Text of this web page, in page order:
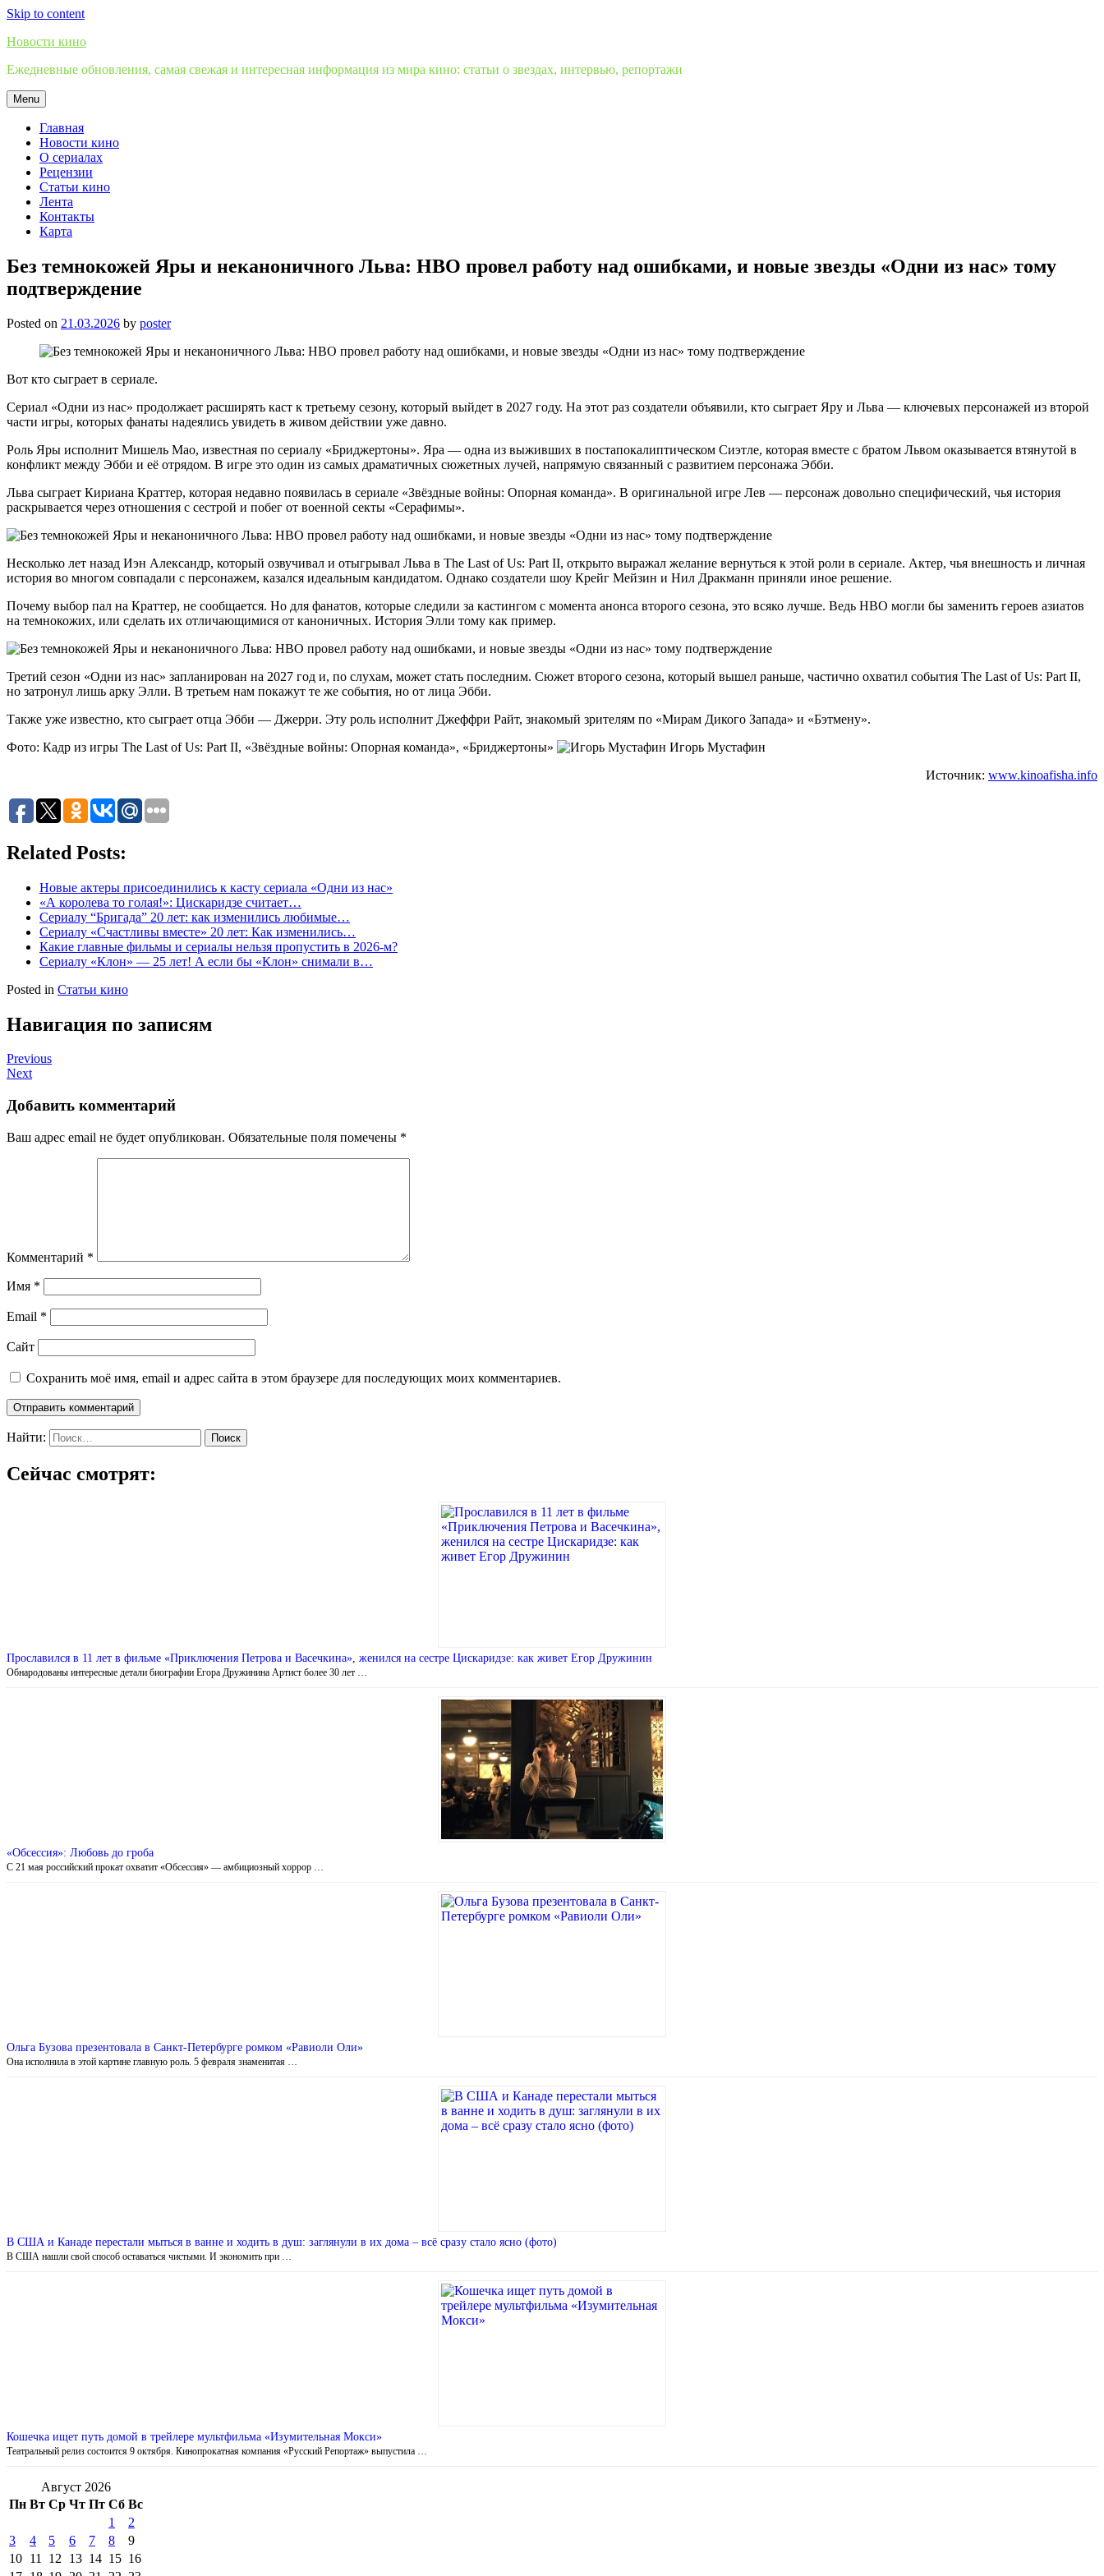
Skip to content
Новости кино
Ежедневные обновления, самая свежая и интересная информация из мира кино: статьи о звездах, интервью, репортажи
Menu
Главная
Новости кино
О сериалах
Рецензии
Статьи кино
Лента
Контакты
Карта
Без темнокожей Яры и неканоничного Льва: HBO провел работу над ошибками, и новые звезды «Одни из нас» тому
подтверждение
Posted on 21.03.2026 by poster
Вот кто сыграет в сериале.
Сериал «Одни из нас» продолжает расширять каст к третьему сезону, который выйдет в 2027 году. На этот раз создатели объявили, кто сыграет Яру и Льва — ключевых персонажей из второй
части игры, которых фанаты надеялись увидеть в живом действии уже давно.
Роль Яры исполнит Мишель Мао, известная по сериалу «Бриджертоны». Яра — одна из выживших в постапокалиптическом Сиэтле, которая вместе с братом Львом оказывается втянутой в
конфликт между Эбби и её отрядом. В игре это один из самых драматичных сюжетных лучей, напрямую связанный с развитием персонажа Эбби.
Льва сыграет Кириана Краттер, которая недавно появилась в сериале «Звёздные войны: Опорная команда». В оригинальной игре Лев — персонаж довольно специфический, чья история
раскрывается через отношения с сестрой и побег от военной секты «Серафимы».
Несколько лет назад Иэн Александр, который озвучивал и отыгрывал Льва в The Last of Us: Part II, открыто выражал желание вернуться к этой роли в сериале. Актер, чья внешность и личная
история во многом совпадали с персонажем, казался идеальным кандидатом. Однако создатели шоу Крейг Мейзин и Нил Дракманн приняли иное решение.
Почему выбор пал на Краттер, не сообщается. Но для фанатов, которые следили за кастингом с момента анонса второго сезона, это всяко лучше. Ведь HBO могли бы заменить героев азиатов
на темнокожих, или сделать их отличающимися от каноничных. История Элли тому как пример.
Третий сезон «Одни из нас» запланирован на 2027 год и, по слухам, может стать последним. Сюжет второго сезона, который вышел раньше, частично охватил события The Last of Us: Part II,
но затронул лишь арку Элли. В третьем нам покажут те же события, но от лица Эбби.
Также уже известно, кто сыграет отца Эбби — Джерри. Эту роль исполнит Джеффри Райт, знакомый зрителям по «Мирам Дикого Запада» и «Бэтмену».
Фото: Кадр из игры The Last of Us: Part II, «Звёздные войны: Опорная команда», «Бриджертоны»
Игорь Мустафин
Источник: www.kinoafisha.info
Related Posts:
Новые актеры присоединились к касту сериала «Одни из нас»
«А королева то голая!»: Цискаридзе считает…
Сериалу “Бригада” 20 лет: как изменились любимые…
Сериалу «Счастливы вместе» 20 лет: Как изменились…
Какие главные фильмы и сериалы нельзя пропустить в 2026-м?
Сериалу «Клон» — 25 лет! А если бы «Клон» снимали в…
Posted in Статьи кино
Навигация по записям
Previous
Next
Добавить комментарий
Ваш адрес email не будет опубликован. Обязательные поля помечены *
Комментарий *
Имя *
Email *
Сайт
Сохранить моё имя, email и адрес сайта в этом браузере для последующих моих комментариев.
Найти:
Сейчас смотрят:
Прославился в 11 лет в фильме «Приключения Петрова и Васечкина», женился на сестре Цискаридзе: как живет Егор Дружинин
Обнародованы интересные детали биографии Егора Дружинина Артист более 30 лет …
«Обсессия»: Любовь до гроба
С 21 мая российский прокат охватит «Обсессия» — амбициозный хоррор …
Ольга Бузова презентовала в Санкт-Петербурге ромком «Равиоли Оли»
Она исполнила в этой картине главную роль. 5 февраля знаменитая …
В США и Канаде перестали мыться в ванне и ходить в душ: заглянули в их дома – всё сразу стало ясно (фото)
В США нашли свой способ оставаться чистыми. И экономить при …
Кошечка ищет путь домой в трейлере мультфильма «Изумительная Мокси»
Театральный релиз состоится 9 октября. Кинопрокатная компания «Русский Репортаж» выпустила …
Август 2026
Пн Вт Ср Чт Пт Сб Вс
1
2
3
4 5 6 7 8
9
10 11 12 13 14 15 16